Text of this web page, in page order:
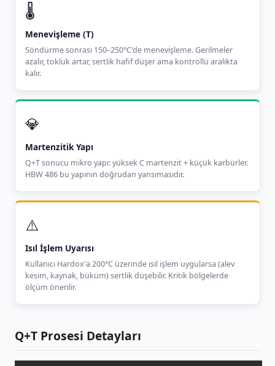
🌡️
Menevişleme (T)
Söndürme sonrası 150–250°C'de menevişleme. Gerilmeler
azalır, tokluk artar, sertlik hafif düşer ama kontrollü aralıkta
kalır.
💎
Martenzitik Yapı
Q+T sonucu mikro yapı: yüksek C martenzit + küçük karbürler.
HBW 486 bu yapının doğrudan yansımasıdır.
⚠️
Isıl İşlem Uyarısı
Kullanıcı Hardox'a 200°C üzerinde ısıl işlem uygularsa (alev
kesim, kaynak, büküm) sertlik düşebilir. Kritik bölgelerde
ölçüm önerilir.
Q+T Prosesi Detayları